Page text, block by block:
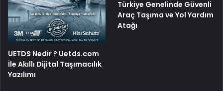
UETDS Nedir ? Uetds.com
İle Akıllı Dijital Taşımacılık
Yazılımı
Türkiye Genelinde Güvenli
Araç Taşıma ve Yol Yardım
Atağı